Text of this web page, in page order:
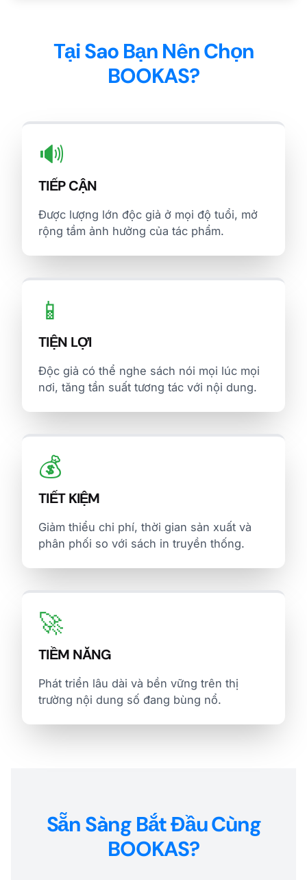
Tại Sao Bạn Nên Chọn
BOOKAS?
🔊
TIẾP CẬN
Được lượng lớn độc giả ở mọi độ tuổi, mở
rộng tầm ảnh hưởng của tác phẩm.
📱
TIỆN LỢI
Độc giả có thể nghe sách nói mọi lúc mọi
nơi, tăng tần suất tương tác với nội dung.
💰
TIẾT KIỆM
Giảm thiểu chi phí, thời gian sản xuất và
phân phối so với sách in truyền thống.
🚀
TIỀM NĂNG
Phát triển lâu dài và bền vững trên thị
trường nội dung số đang bùng nổ.
Sẵn Sàng Bắt Đầu Cùng
BOOKAS?